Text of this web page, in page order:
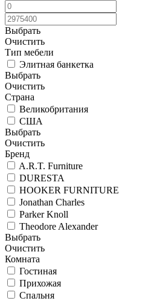
Выбрать
Очистить
Тип мебели
Элитная банкетка
Выбрать
Очистить
Страна
Великобритания
США
Выбрать
Очистить
Бренд
A.R.T. Furniture
DURESTA
HOOKER FURNITURE
Jonathan Charles
Parker Knoll
Theodore Alexander
Выбрать
Очистить
Комната
Гостиная
Прихожая
Спальня